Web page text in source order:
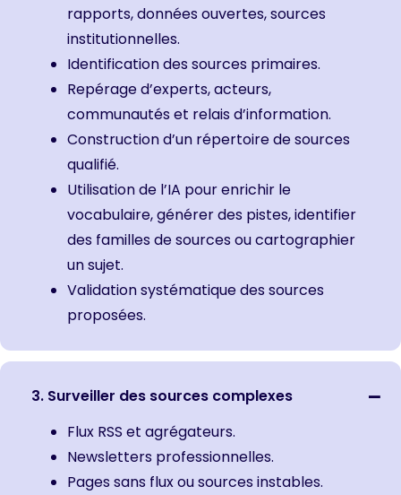
rapports, données ouvertes, sources
institutionnelles.
Identification des sources primaires.
Repérage d’experts, acteurs,
communautés et relais d’information.
Construction d’un répertoire de sources
qualifié.
Utilisation de l’IA pour enrichir le
vocabulaire, générer des pistes, identifier
des familles de sources ou cartographier
un sujet.
Validation systématique des sources
proposées.
3. Surveiller des sources complexes
Flux RSS et agrégateurs.
Newsletters professionnelles.
Pages sans flux ou sources instables.